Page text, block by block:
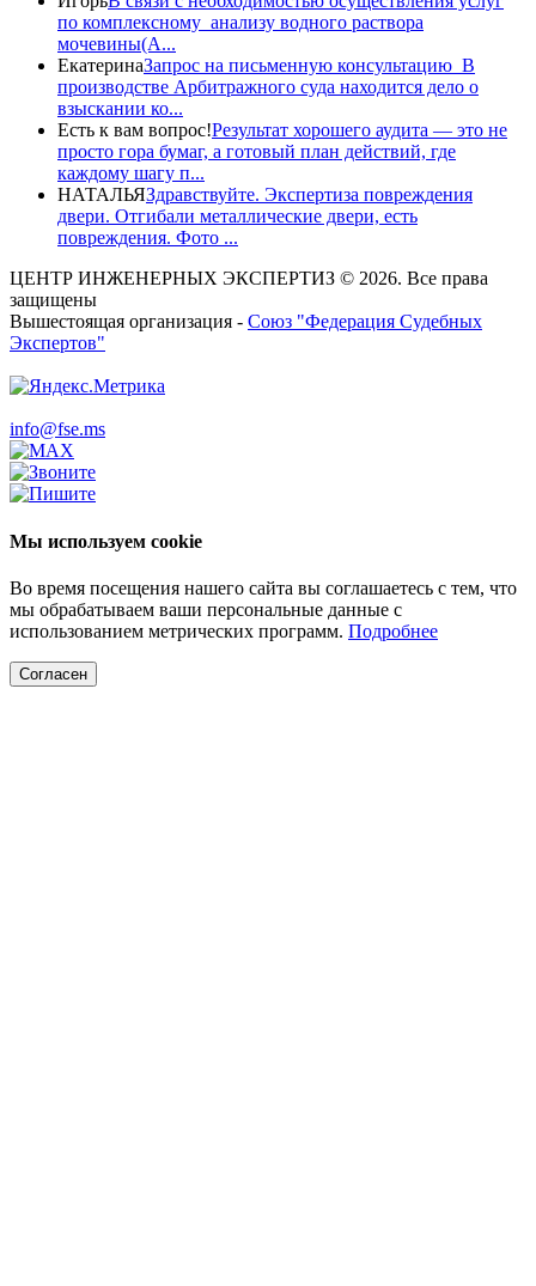
по комплексному анализу водного раствора
мочевины(A...
ЕкатеринаЗапрос на письменную консультацию В
производстве Арбитражного суда находится дело о
взыскании ко...
Есть к вам вопрос!Результат хорошего аудита — это не
просто гора бумаг, а готовый план действий, где
каждому шагу п...
НАТАЛЬЯЗдравствуйте. Экспертиза повреждения
двери. Отгибали металлические двери, есть
повреждения. Фото ...
ЦЕНТР ИНЖЕНЕРНЫХ ЭКСПЕРТИЗ © 2026. Все права
защищены
Вышестоящая организация - Союз "Федерация Судебных
Экспертов"
info@fse.ms
Мы используем cookie
Во время посещения нашего сайта вы соглашаетесь с тем, что
мы обрабатываем ваши персональные данные с
использованием метрических программ. Подробнее
Согласен